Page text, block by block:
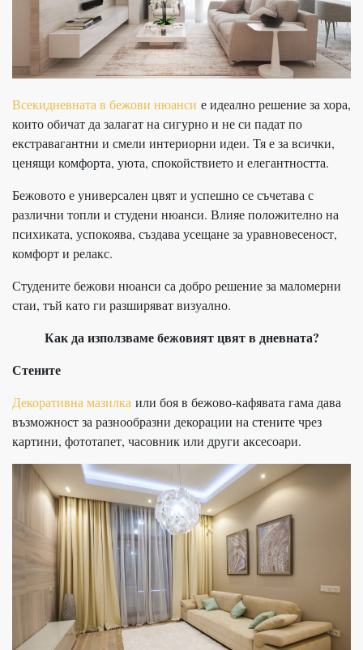
Всекидневната в бежови нюанси е идеално решение за хора,
които обичат да залагат на сигурно и не си падат по
екстравагантни и смели интериорни идеи. Тя е за всички,
ценящи комфорта, уюта, спокойствието и елегантността.
Бежовото е универсален цвят и успешно се съчетава с
различни топли и студени нюанси. Влияе положително на
психиката, успокоява, създава усещане за уравновесеност,
комфорт и релакс.
Студените бежови нюанси са добро решение за маломерни
стаи, тъй като ги разширяват визуално.
Как да използваме бежовият цвят в дневната?
Стените
Декоративна мазилка или боя в бежово-кафявата гама дава
възможност за разнообразни декорации на стените чрез
картини, фототапет, часовник или други аксесоари.